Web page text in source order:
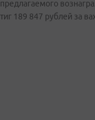
189 847 рублей за